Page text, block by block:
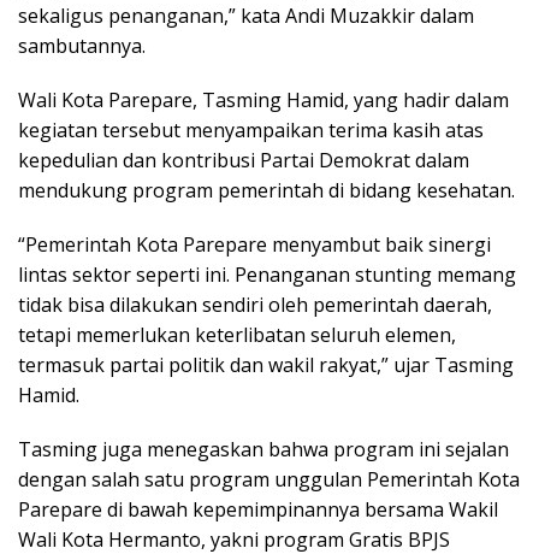
sekaligus penanganan,” kata Andi Muzakkir dalam
sambutannya.
Wali Kota Parepare, Tasming Hamid, yang hadir dalam
kegiatan tersebut menyampaikan terima kasih atas
kepedulian dan kontribusi Partai Demokrat dalam
mendukung program pemerintah di bidang kesehatan.
“Pemerintah Kota Parepare menyambut baik sinergi
lintas sektor seperti ini. Penanganan stunting memang
tidak bisa dilakukan sendiri oleh pemerintah daerah,
tetapi memerlukan keterlibatan seluruh elemen,
termasuk partai politik dan wakil rakyat,” ujar Tasming
Hamid.
Tasming juga menegaskan bahwa program ini sejalan
dengan salah satu program unggulan Pemerintah Kota
Parepare di bawah kepemimpinannya bersama Wakil
Wali Kota Hermanto, yakni program Gratis BPJS